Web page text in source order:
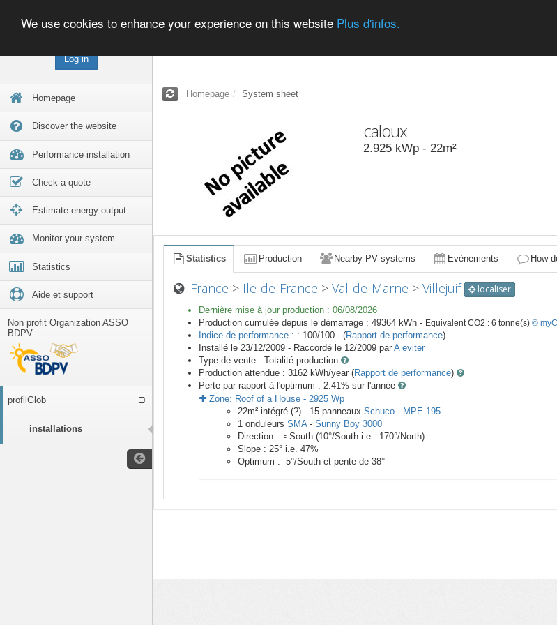
Log in
Homepage
Discover the website
Performance installation
Check a quote
Estimate energy output
Monitor your system
Statistics
Aide et support
Non profit Organization ASSO
BDPV
profilGlob
installations
We use cookies to enhance your experience on this website Plus d'infos.
Homepage System sheet
caloux
2.925 kWp - 22m²
Statistics Production Nearby PV systems Evènements How
France > Ile-de-France >Val-de-Marne >Villejuif localiser
Dernière mise à jour production : 06/08/2026
Production cumulée depuis le démarrage : 49364 kWh - Equivalent CO2 : 6 tonne(s) ©
Indice de performance : : 100/100 - (Rapport de performance)
Installé le 23/12/2009 - Raccordé le 12/2009 par A eviter
Type de vente : Totalité production
Production attendue : 3162 kWh/year (Rapport de performance)
Perte par rapport à l'optimum : 2.41% sur l'année
Zone: Roof of a House - 2925 Wp
22m² intégré (?) - 15 panneaux Schuco - MPE 195
1 onduleurs SMA- Sunny Boy 3000
Direction : ≈ South (10°/South i.e. -170°/North)
Slope : 25° i.e. 47%
Optimum : -5°/South et pente de 38°